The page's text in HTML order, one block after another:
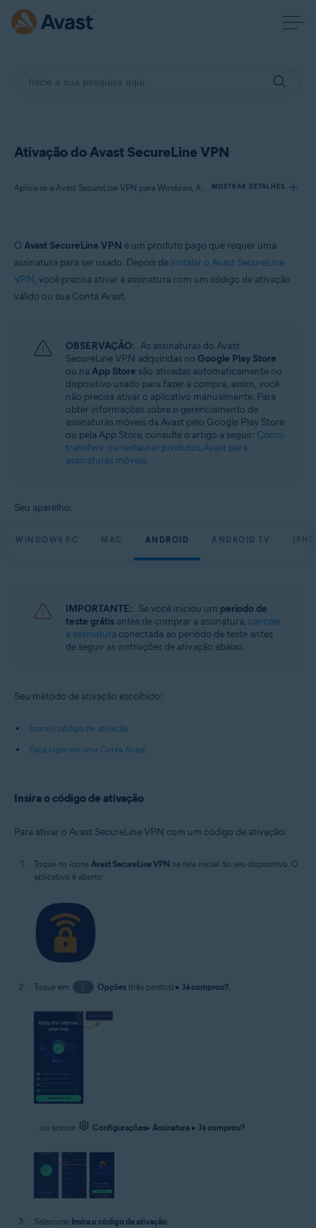
Ativação do Avast SecureLine VPN
Aplica-se a Avast SecureLine VPN para Windows, Avast SecureLine VPN para Mac, Avast SecureLine VPN para Android, Avast SecureLine VPN para iOS MOSTRAR DETALHES
Produtos:
Avast SecureLine VPN 5.x para Windows
Avast SecureLine VPN 6.x para Android
Avast SecureLine VPN 6.x para iOS
Microsoft Windows 11 Home / Pro / Enterprise / Education
Microsoft Windows 10 Home / Pro / Enterprise / Education - 32 / 64-bit
Microsoft Windows 8.1 / Pro / Enterprise - 32 / 64-bit
Microsoft Windows 8 / Pro / Enterprise - 32 / 64-bit
Microsoft Windows 7 Home Basic / Home Premium / Professional /
Enterprise / Ultimate - Service Pack 1, 32 / 64-bit
Apple macOS 14.x (Sonoma)
Apple macOS 13.x (Ventura)
Apple macOS 12.x (Monterey)
Apple macOS 10.13.x (High Sierra)
O Avast SecureLine VPN é um produto pago que requer uma
assinatura para ser usado. Depois de instalar o Avast SecureLine
VPN, você precisa ativar a assinatura com um código de ativação
válido ou sua Conta Avast.
OBSERVAÇÃO: As assinaturas do Avast
SecureLine VPN adquiridas no Google Play Store
ou na App Store são ativadas automaticamente no
dispositivo usado para fazer a compra, assim, você
não precisa ativar o aplicativo manualmente. Para
obter informações sobre o gerenciamento de
assinaturas móveis da Avast pelo Google Play Store
ou pela App Store, consulte o artigo a seguir: Como
transferir ou restaurar produtos Avast para
assinaturas móveis.
Seu aparelho:
WINDOWS PC MAC ANDROID ANDROID TV
IMPORTANTE: Se você iniciou um período de
teste grátis antes de comprar a assinatura, cancele
a assinatura conectada ao período de teste antes
de seguir as instruções de ativação abaixo.
Seu método de ativação escolhido:
Insira o código de ativação
Faça login em uma Conta Avast
Insira o código de ativação
Para ativar o Avast SecureLine VPN com um código de ativação:
Toque no ícone Avast SecureLine VPN na tela inicial do seu dispositivo. O
aplicativo é aberto.
Toque em ⋮ Opções(três pontos) ▸ Já comprou?,
...ou acesse Configurações▸ Assinatura ▸ Já comprou?.
Selecione Insira o código de ativação.